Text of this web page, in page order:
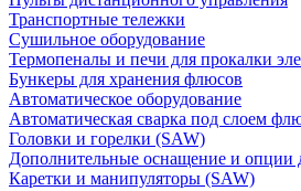
Транспортные тележки
Сушильное оборудование
Термопеналы и печи для прокалки
Бункеры для хранения флюсов
Автоматическое оборудование
Автоматическая сварка под слоем
Головки и горелки (SAW)
Дополнительные оснащение и опции
Каретки и манипуляторы (SAW)